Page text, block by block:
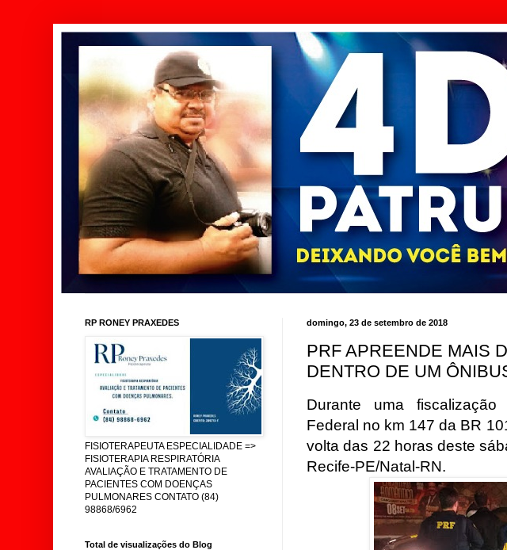
domingo, 23 de setembro de 2018
PRF APREENDE MAIS
DENTRO DE UM
Durante uma
Federal no km 147 da BR
volta das 22 horas deste
Recife-PE/Natal-RN.
RP RONEY PRAXEDES
FISIOTERAPEUTA ESPECIALIDADE =>
FISIOTERAPIA RESPIRATÓRIA
AVALIAÇÃO E TRATAMENTO DE
PACIENTES COM DOENÇAS
PULMONARES CONTATO (84)
98868/6962
Total de visualizações do Blog